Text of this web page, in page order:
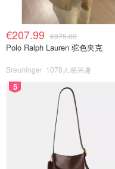
€207.99 €375.00
Polo Ralph Lauren 驼色夹克
Breuninger 1078人感兴趣
5